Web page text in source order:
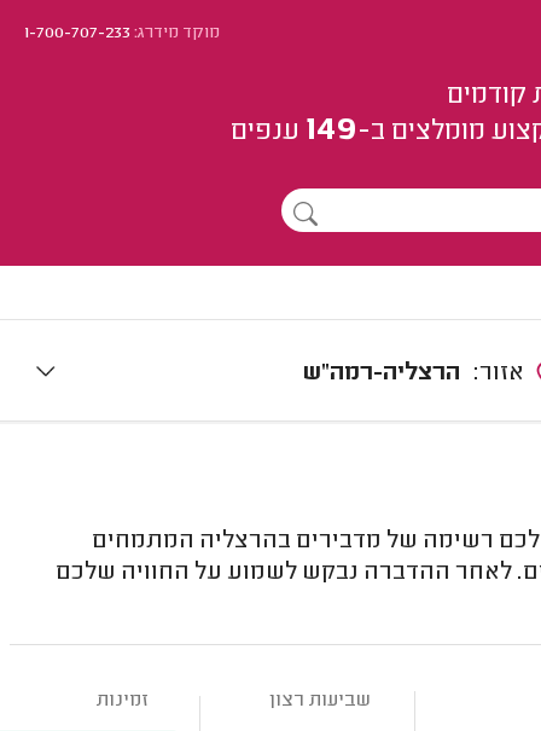
מוקד מידרג:1-700-707-233
קודמים
מומלצים ב-149 ענפים
הרצליה-רמה"ש
לכם רשימה של מדבירים בהרצליה המתמחים
לאחר ההדברה נבקש לשמוע על החוויה שלכם
שביעות רצון
זמינות